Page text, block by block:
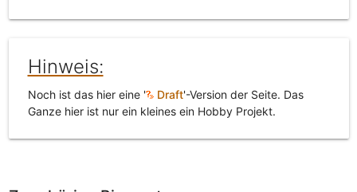
Hinweis:
Noch ist das hier eine ' Draft'-Version der Seite. Das
Ganze hier ist nur ein kleines ein Hobby Projekt.